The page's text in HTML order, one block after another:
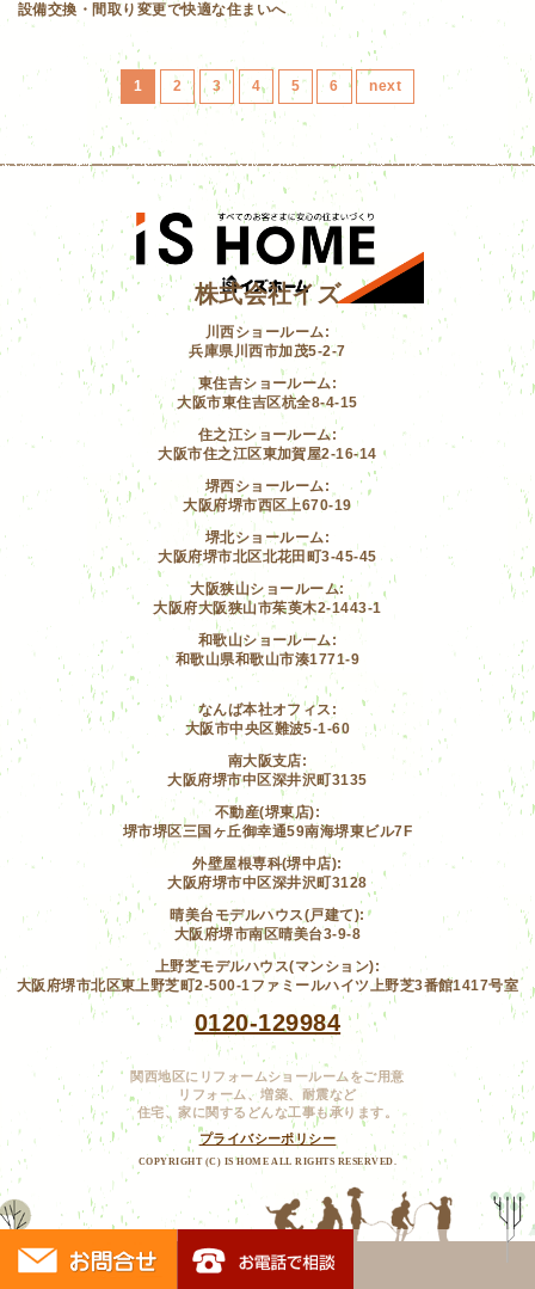
設備交換・間取り変更で快適な住まいへ
1 2 3 4 5 6 next
株式会社イズ
川西ショールーム:
兵庫県川西市加茂5-2-7
東住吉ショールーム:
大阪市東住吉区杭全8-4-15
住之江ショールーム:
大阪市住之江区東加賀屋2-16-14
堺西ショールーム:
大阪府堺市西区上670-19
堺北ショールーム:
大阪府堺市北区北花田町3-45-45
大阪狭山ショールーム:
大阪府大阪狭山市茱萸木2-1443-1
和歌山ショールーム:
和歌山県和歌山市湊1771-9
なんば本社オフィス:
大阪市中央区難波5-1-60
南大阪支店:
大阪府堺市中区深井沢町3135
不動産(堺東店):
堺市堺区三国ヶ丘御幸通59南海堺東ビル7F
外壁屋根専科(堺中店):
大阪府堺市中区深井沢町3128
晴美台モデルハウス(戸建て):
大阪府堺市南区晴美台3-9-8
上野芝モデルハウス(マンション):
大阪府堺市北区東上野芝町2-500-1ファミールハイツ上野芝3番館1417号室
0120-129984
関西地区にリフォームショールームをご用意
リフォーム、増築、耐震など
住宅、家に関するどんな工事も承ります。
プライバシーポリシー
COPYRIGHT (C) IS HOME ALL RIGHTS RESERVED.